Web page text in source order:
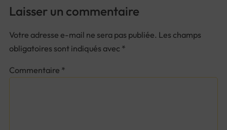
Laisser un commentaire
Votre adresse e-mail ne sera pas publiée. Les champs
obligatoires sont indiqués avec *
Commentaire *